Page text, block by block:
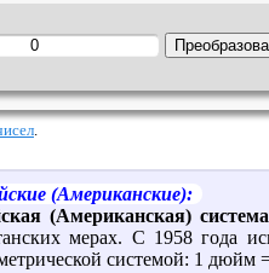
.
(Американские):
(Американская)
мерах. С 1958 года
системой: 1 дюйм